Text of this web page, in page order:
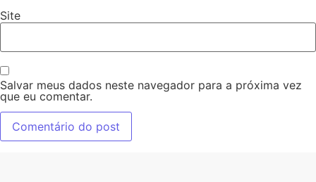
Site
Salvar meus dados neste navegador para a próxima vez
que eu comentar.